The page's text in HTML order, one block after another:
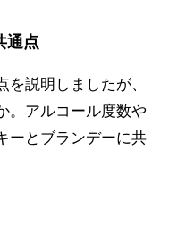
通点
説明しましたが、
。アルコール度数や
ーとブランデーに共